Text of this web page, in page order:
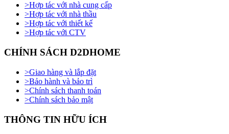
>Hợp tác với nhà cung cấp
>Hợp tác với nhà thầu
>Hợp tác với thiết kế
>Hợp tác với CTV
CHÍNH SÁCH D2DHOME
>Giao hàng và lắp đặt
>Bảo hành và bảo trì
>Chính sách thanh toán
>Chính sách bảo mật
THÔNG TIN HỮU ÍCH